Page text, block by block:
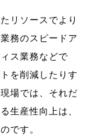
リソースでより
務のスピードア
ス業務などで
を削減したりす
場では、それだ
生産性向上は、
です。